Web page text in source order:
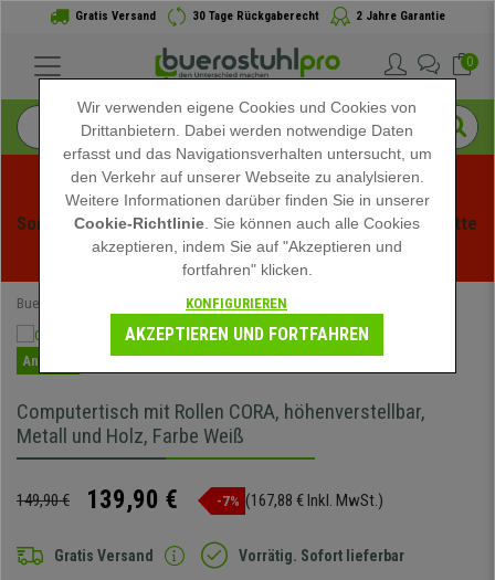
Gratis Versand 30 Tage Rückgaberecht 2 Jahre Garantie
0
Sommerschlussverauf bei buerstuhlpro! Exklusive Rabatte
für kurze Zeit - Aktion ansehen -
Buerostuhlpro Computertische
Angebot
Computertisch mit Rollen CORA, höhenverstellbar,
Metall und Holz, Farbe Weiß
149,90 € 139,90 € -7% (167,88 € Inkl. MwSt.)
Gratis Versand Vorrätig. Sofort lieferbar
Wir verwenden eigene Cookies und Cookies von
Drittanbietern. Dabei werden notwendige Daten
erfasst und das Navigationsverhalten untersucht, um
den Verkehr auf unserer Webseite zu analylsieren.
Weitere Informationen darüber finden Sie in unserer
Cookie-Richtlinie . Sie können auch alle Cookies
akzeptieren, indem Sie auf "Akzeptieren und
fortfahren" klicken.
KONFIGURIEREN
AKZEPTIEREN UND FORTFAHREN